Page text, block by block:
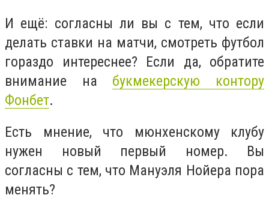
И ещё: согласны ли вы с тем, что если
делать ставки на матчи, смотреть футбол
гораздо интереснее? Если да, обратите
внимание на букмекерскую контору
Фонбет.
Есть мнение, что мюнхенскому клубу
нужен новый первый номер. Вы
согласны с тем, что Мануэля Нойера пора
менять?